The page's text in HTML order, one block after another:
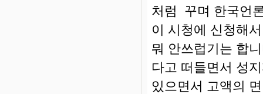
처럼 꾸며 한국언
이 시청에 신청해
뭐 안쓰럽기는 합
다고 떠들면서 성
있으면서 고액의